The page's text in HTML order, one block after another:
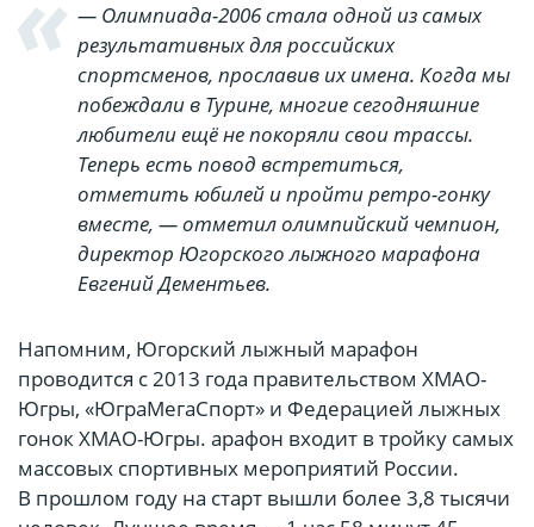
— Олимпиада-2006 стала одной из самых
результативных для российских
спортсменов, прославив их имена. Когда мы
побеждали в Турине, многие сегодняшние
любители ещё не покоряли свои трассы.
Теперь есть повод встретиться,
отметить юбилей и пройти ретро-гонку
вместе, — отметил олимпийский чемпион,
директор Югорского лыжного марафона
Евгений Дементьев.
Напомним, Югорский лыжный марафон
проводится с 2013 года правительством ХМАО-
Югры, «ЮграМегаСпорт» и Федерацией лыжных
гонок ХМАО-Югры. арафон входит в тройку самых
массовых спортивных мероприятий России.
В прошлом году на старт вышли более 3,8 тысячи